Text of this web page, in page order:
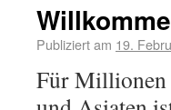
Publiziert am 19.
Für Millionen